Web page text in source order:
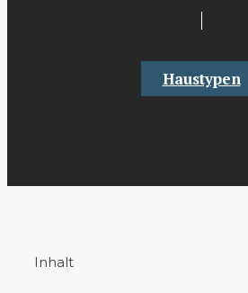
Haustypen
Inhalt